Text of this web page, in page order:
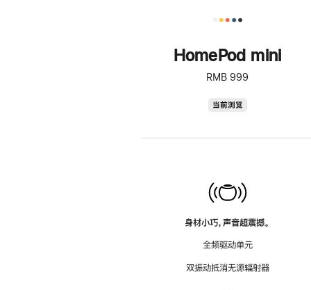
HomePod mini
RMB 999
当前浏览
身材小巧，声音超震撼。
全频驱动单元
双振动抵消无源辐射器